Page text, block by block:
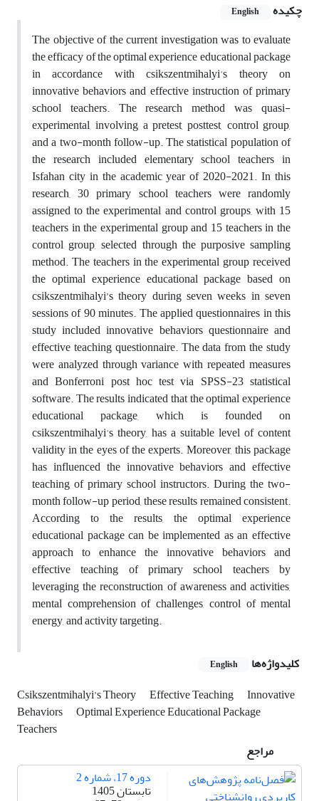
چکیده
English
The objective of the current investigation was to evaluate
the efficacy of the optimal experience educational package
in accordance with csikszentmihalyi's theory on
innovative behaviors and effective instruction of primary
school teachers. The research method was quasi-
experimental, involving a pretest, posttest, control group,
and a two-month follow-up. The statistical population of
the research included elementary school teachers in
Isfahan city in the academic year of 2020-2021. In this
research, 30 primary school teachers were randomly
assigned to the experimental and control groups, with 15
teachers in the experimental group and 15 teachers in the
control group, selected through the purposive sampling
method. The teachers in the experimental group received
the optimal experience educational package based on
csikszentmihalyi’s theory during seven weeks in seven
sessions of 90 minutes. The applied questionnaires in this
study included innovative behaviors questionnaire and
effective teaching questionnaire. The data from the study
were analyzed through variance with repeated measures
and Bonferroni post hoc test via SPSS-23 statistical
software. The results indicated that the optimal experience
educational package, which is founded on
csikszentmihalyi's theory, has a suitable level of content
validity in the eyes of the experts. Moreover, this package
has influenced the innovative behaviors and effective
teaching of primary school instructors. During the two-
month follow-up period, these results remained consistent.
According to the results, the optimal experience
educational package can be implemented as an effective
approach to enhance the innovative behaviors and
effective teaching of primary school teachers by
leveraging the reconstruction of awareness and activities,
mental comprehension of challenges, control of mental
energy, and activity targeting.
کلیدواژه‌ها
English
Csikszentmihalyi’s Theory Effective Teaching
Innovative
Behaviors
Optimal Experience Educational Package
Teachers
مراجع
دوره 17، شماره 2
تابستان 1405